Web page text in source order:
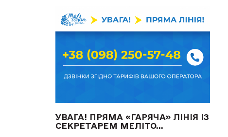
УВАГА! ПРЯМА «ГАРЯЧА» ЛІНІЯ ІЗ
СЕКРЕТАРЕМ МЕЛІТО...